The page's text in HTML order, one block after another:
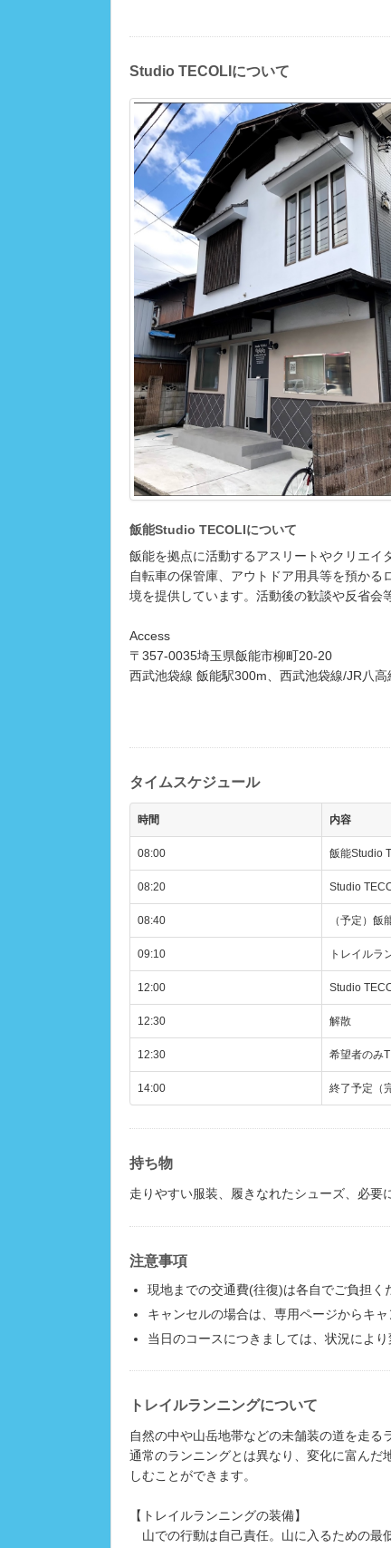
Studio TECOLIについて
飯能Studio TECOLIについて
飯能を拠点に活動するアスリートやクリエイ
自転車の保管庫、アウトドア用具等を預か
境を提供しています。活動後の歓談や反省会
Access
〒357-0035埼玉県飯能市柳町20-20
西武池袋線 飯能駅300m、西武池袋線/JR八
タイムスケジュール
時間 内容
08:00 飯能Studio
08:20 Studio
08:40 （予定）
09:10 トレイルラ
12:00 Studio
12:30 解散
12:30 希望者のみ
14:00 終了予定（
持ち物
走りやすい服装、履きなれたシューズ、必要
注意事項
現地までの交通費(往復)は各自でご負担く
キャンセルの場合は、専用ページからキャ
当日のコースにつきましては、状況により
トレイルランニングについて
自然の中や山岳地帯などの未舗装の道を走る
通常のランニングとは異なり、変化に富んだ
しむことができます。
【トレイルランニングの装備】
山での行動は自己責任。山に入るための最